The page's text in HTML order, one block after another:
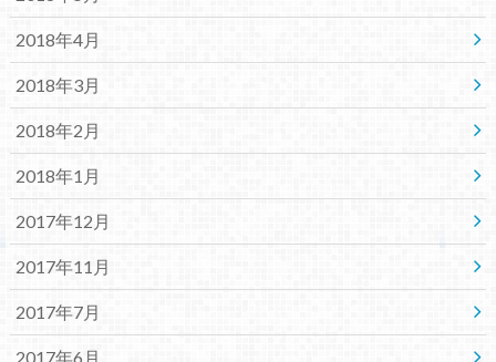
2018年4月
2018年3月
2018年2月
2018年1月
2017年12月
2017年11月
2017年7月
2017年6月